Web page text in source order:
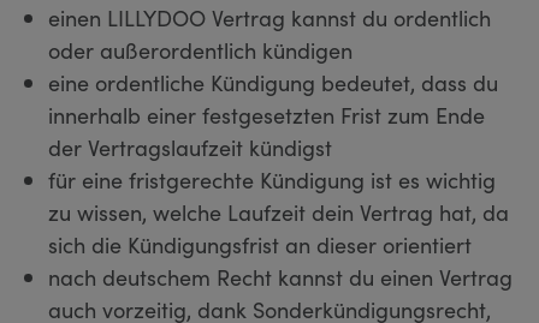
einen LILLYDOO Vertrag kannst du ordentlich
oder außerordentlich kündigen
eine ordentliche Kündigung bedeutet, dass du
innerhalb einer festgesetzten Frist zum Ende
der Vertragslaufzeit kündigst
für eine fristgerechte Kündigung ist es wichtig
zu wissen, welche Laufzeit dein Vertrag hat, da
sich die Kündigungsfrist an dieser orientiert
nach deutschem Recht kannst du einen Vertrag
auch vorzeitig, dank Sonderkündigungsrecht,